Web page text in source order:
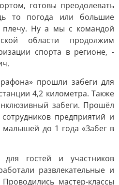
готовы преодолевать
то погода или большие
Ну а мы с командой
области продолжим
спорта в регионе, -
прошли забеги для
4,2 километра. Также
забеги. Прошёл
предприятий и
до 1 года «Забег в
гостей и участников
развлекательные и
мастер-классы